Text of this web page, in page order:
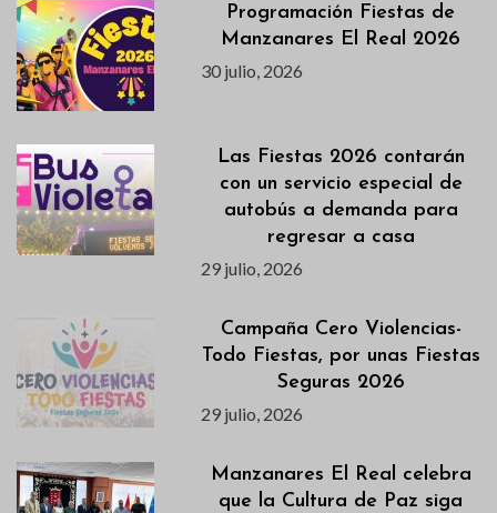
Programación Fiestas de
Manzanares El Real 2026
30 julio, 2026
Las Fiestas 2026 contarán
con un servicio especial de
autobús a demanda para
regresar a casa
29 julio, 2026
Campaña Cero Violencias-
Todo Fiestas, por unas Fiestas
Seguras 2026
29 julio, 2026
Manzanares El Real celebra
que la Cultura de Paz siga